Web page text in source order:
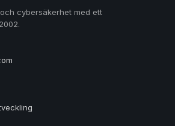
cybersäkerhet med ett